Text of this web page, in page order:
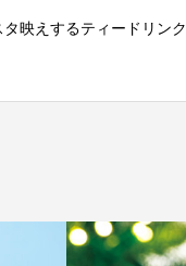
映えするティードリンク